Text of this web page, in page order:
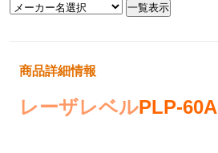
商品詳細情報
レーザレベルPLP-60A